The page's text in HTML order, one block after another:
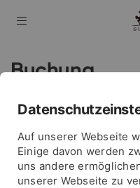
Buchung
Auf unserer Webseite
Einige davon werden
uns andere
unserer Webseite zu